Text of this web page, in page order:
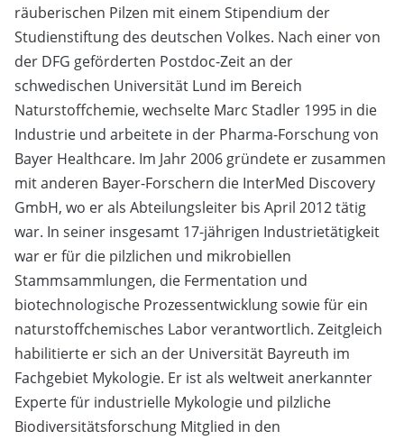
räuberischen Pilzen mit einem Stipendium der
Studienstiftung des deutschen Volkes. Nach einer von
der DFG geförderten Postdoc-Zeit an der
schwedischen Universität Lund im Bereich
Naturstoffchemie, wechselte Marc Stadler 1995 in die
Industrie und arbeitete in der Pharma-Forschung von
Bayer Healthcare. Im Jahr 2006 gründete er zusammen
mit anderen Bayer-Forschern die InterMed Discovery
GmbH, wo er als Abteilungsleiter bis April 2012 tätig
war. In seiner insgesamt 17-jährigen Industrietätigkeit
war er für die pilzlichen und mikrobiellen
Stammsammlungen, die Fermentation und
biotechnologische Prozessentwicklung sowie für ein
naturstoffchemisches Labor verantwortlich. Zeitgleich
habilitierte er sich an der Universität Bayreuth im
Fachgebiet Mykologie. Er ist als weltweit anerkannter
Experte für industrielle Mykologie und pilzliche
Biodiversitätsforschung Mitglied in den